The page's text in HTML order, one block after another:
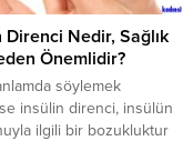
Direnci Nedir, Sağlık
Önemlidir?
söylemek
insülin direnci, insülün
ilgili bir bozukluktur